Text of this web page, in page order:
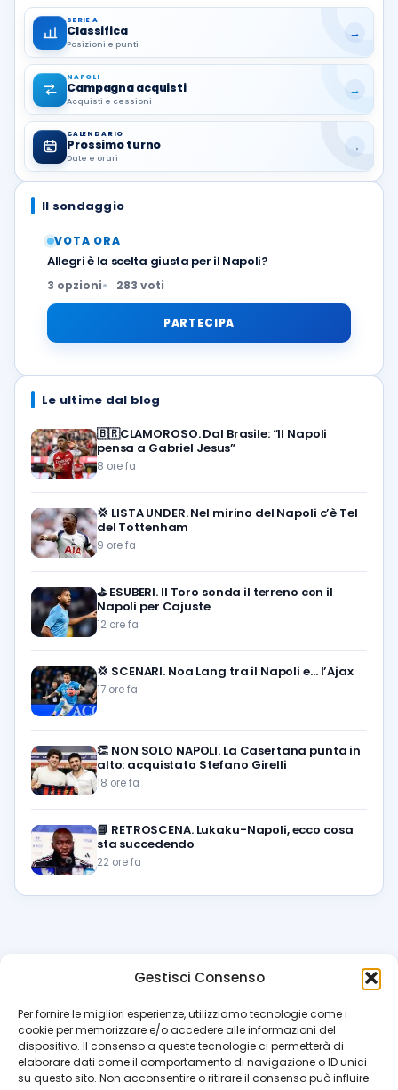
Gestisci Consenso
Per fornire le migliori esperienze, utilizziamo tecnologie come i
cookie per memorizzare e/o accedere alle informazioni del
dispositivo. Il consenso a queste tecnologie ci permetterà di
elaborare dati come il comportamento di navigazione o ID unici
su questo sito. Non acconsentire o ritirare il consenso può influire
SERIE A
Classifica
Posizioni e punti
→
NAPOLI
Campagna acquisti
Acquisti e cessioni
→
CALENDARIO
Prossimo turno
Date e orari
→
Il sondaggio
VOTA ORA
Allegri è la scelta giusta per il Napoli?
3 opzioni 283 voti
PARTECIPA
Le ultime dal blog
🇧🇷CLAMOROSO. Dal Brasile: “Il Napoli
pensa a Gabriel Jesus”
8 ore fa
💢 LISTA UNDER. Nel mirino del Napoli c’è Tel
del Tottenham
9 ore fa
⛳ ESUBERI. Il Toro sonda il terreno con il
Napoli per Cajuste
12 ore fa
💢 SCENARI. Noa Lang tra il Napoli e… l’Ajax
17 ore fa
👏 NON SOLO NAPOLI. La Casertana punta in
alto: acquistato Stefano Girelli
18 ore fa
📘 RETROSCENA. Lukaku-Napoli, ecco cosa
sta succedendo
22 ore fa
azzurrissimo.it
Il blog di riferimento per i tifosi del Napoli. News, interviste,
pagelle e calciomercato. Testata giornalistica registrata
al Tribunale di Napoli (n. 48 dell’08/10/2012). Direttore Luca